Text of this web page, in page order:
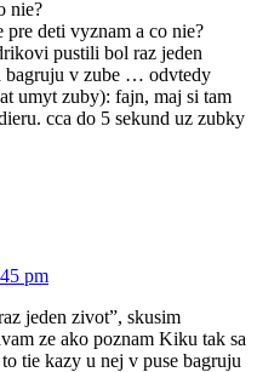
nie?
pre deti vyznam a co nie?
pustili bol raz jeden
bagruju v zube … odvtedy
umyt zuby): fajn, maj si tam
cca do 5 sekund uz zubky
pm
jeden zivot”, skusim
ze ako poznam Kiku tak sa
tie kazy u nej v puse bagruju